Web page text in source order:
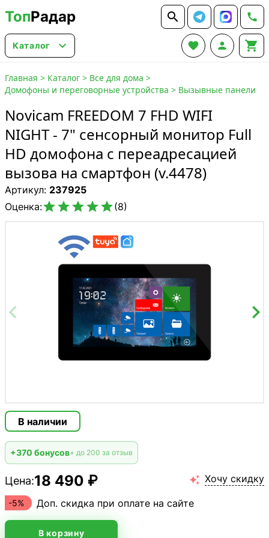
ТопРадар  
Каталог    
Главная > Каталог > Все для дома >
Домофоны и переговорные устройства > Вызывные панели
Novicam FREEDOM 7 FHD WIFI
NIGHT - 7" сенсорный монитор Full
HD домофона c переадресацией
вызова на смартфон (v.4478)
Артикул: 237925
Оценка:(8)
В наличии
+370 бонусов+ до 200 за отзыв
Цена:18 490 ₽  Хочу скидку
-5% Доп. скидка при оплате на сайте
В корзину